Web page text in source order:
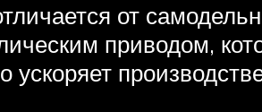
от
приводом,